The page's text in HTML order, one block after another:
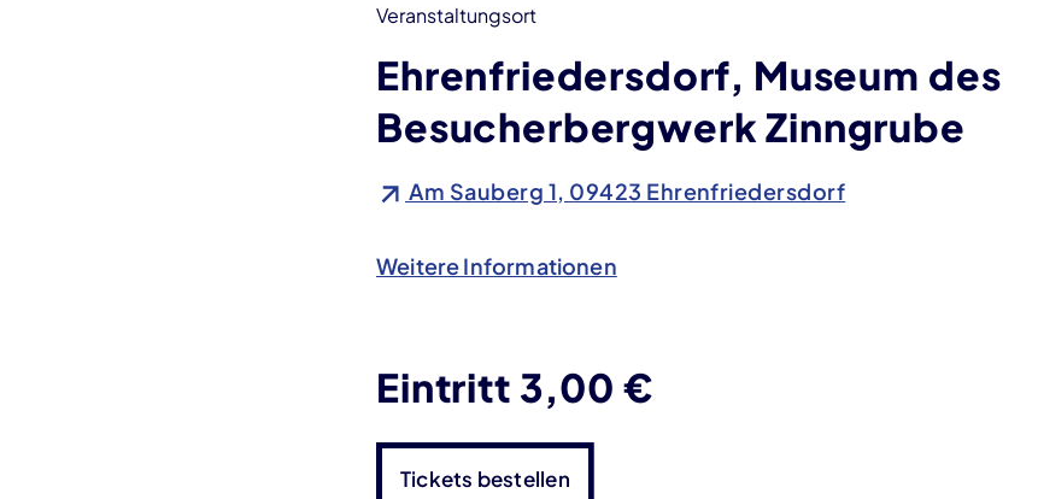
Veranstaltungsort
Ehrenfriedersdorf, Museum des
Besucherbergwerk Zinngrube
Am Sauberg 1, 09423 Ehrenfriedersdorf
Weitere Informationen
Eintritt 3,00 €
Tickets bestellen